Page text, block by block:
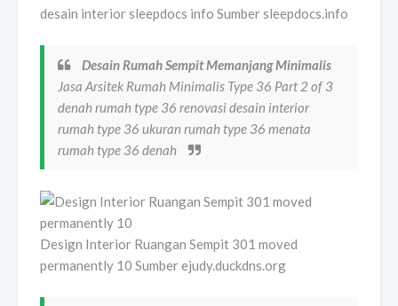
desain interior sleepdocs info Sumber sleepdocs.info
Desain Rumah Sempit Memanjang Minimalis
Jasa Arsitek Rumah Minimalis Type 36 Part 2 of 3
denah rumah type 36 renovasi desain interior
rumah type 36 ukuran rumah type 36 menata
rumah type 36 denah
Design Interior Ruangan Sempit 301 moved
permanently 10 Sumber ejudy.duckdns.org